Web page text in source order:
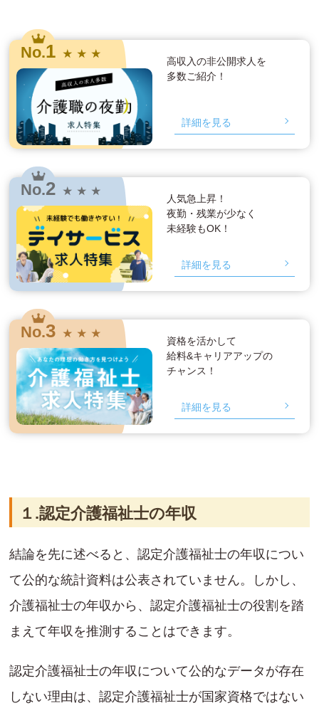
No.1 ★ ★ ★
高収入の非公開求人を
多数ご紹介！
詳細を見る
No.2 ★ ★ ★
人気急上昇！
夜勤・残業が少なく
未経験もOK！
詳細を見る
No.3 ★ ★ ★
資格を活かして
給料&キャリアアップの
チャンス！
詳細を見る
１.認定介護福祉士の年収
結論を先に述べると、認定介護福祉士の年収につい
て公的な統計資料は公表されていません。しかし、
介護福祉士の年収から、認定介護福祉士の役割を踏
まえて年収を推測することはできます。
認定介護福祉士の年収について公的なデータが存在
しない理由は、認定介護福祉士が国家資格ではない